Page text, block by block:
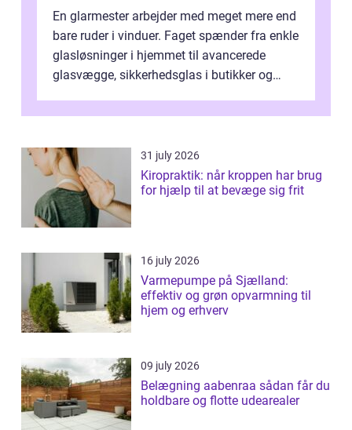
En glarmester arbejder med meget mere end
bare ruder i vinduer. Faget spænder fra enkle
glasløsninger i hjemmet til avancerede
glasvægge, sikkerhedsglas i butikker og
31 july 2026
Kiropraktik: når kroppen har brug
for hjælp til at bevæge sig frit
16 july 2026
Varmepumpe på Sjælland:
effektiv og grøn opvarmning til
hjem og erhverv
09 july 2026
Belægning aabenraa sådan får du
holdbare og flotte udearealer